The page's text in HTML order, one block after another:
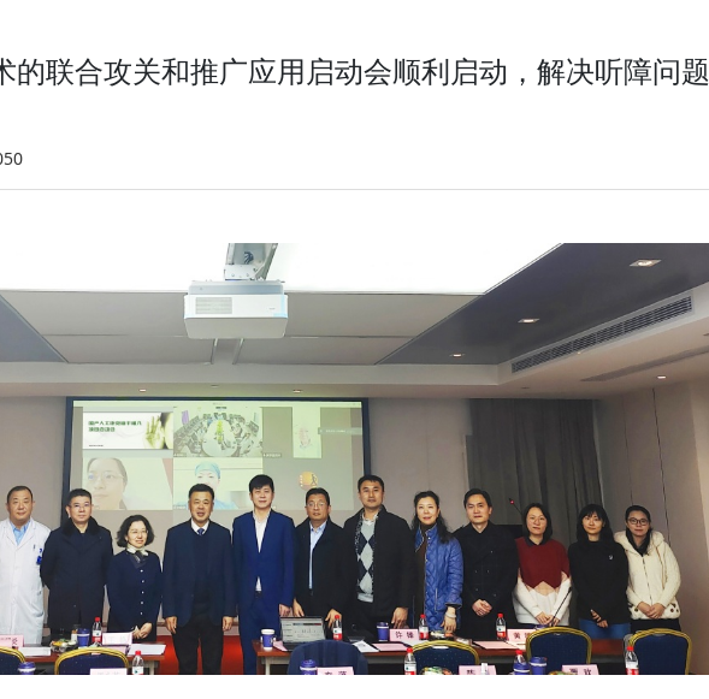
的联合攻关和推广应用启动会顺利启动，解决听障问题